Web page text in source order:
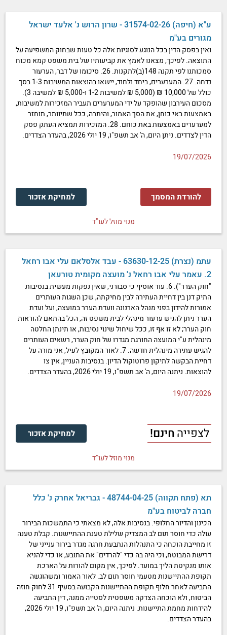
ע"א (חיפה) 31574-02-26 - שרון הרוש נ' אלעד ישראל
מגורים בע"מ
ואין בפסק הדין בכל הנוגע לסוגיות אלה כל טעות שבחוק המשפיעה על
התוצאה. לפיכך, מצאנו לאמץ את קביעותיו של בית משפט קמא מכוח
סמכותנו לפי תקנה 148(ב)לתקנות. 26. סיכומו של דבר, הערעור
נדחה. 27. המערערים, ביחד ולחוד, יישאו בהוצאות המשיבות 1-3 בסך
כולל של 10,000 ₪ (5,000 ₪ למשיבות 1-2 ו-5,000 ₪ למשיבה 3).
מסכום העירבון שהופקד על ידי המערערים תעביר המזכירות למשיבות,
באמצעות באי כוחן, את הסך האמור, והיתרה, ככל שתיוותר, תוחזר
למערערים באמצעות באת כוחם. 28. המזכירות תמציא העתק פסק
הדין לצדדים. ניתן היום, ה' אב תשפ"ו, 19 יולי 2026, בהעדר הצדדים.
19/07/2026
להורדת המסמך למחיקת אזכור
מנוי מוזל לעו"ד
עתמ (נצרת) 63630-12-25 - עבד אלסלאם עלי אבו רחאל
2. עאמר עלי אבו רחאל נ' מועצה מקומית טורעאן
"חוק הערר"). 6. עוד אוסיף כי סבורני, שאין נפקות מעשית בנסיבות
התיק דנן בין דחיית העתירה לבין מחיקתה, שכן השגות העותרים
אמורות להידון בפני מנהל הארנונה וועדת הערר במועצה, ועל ועדת
הערר ניתן להגיש ערעור מינהלי לבית משפט זה, הכל בהתאם להוראות
חוק הערר; לא זו אף זו, ככל שיחול שינוי נסיבות, או תינתן החלטה
מינהלית ע"י המועצה החורגת מגדרו של חוק הערר, רשאים העותרים
להגיש עתירה מינהלית חדשה. 7. לאור המקובץ לעיל, אני מורה על
דחיית הבקשה לתיקון פרוטוקול הדיון. בנסיבות העניין, אין צו
להוצאות. ניתנה היום, ה' אב תשפ"ו, 19 יולי 2026, בהעדר הצדדים.
19/07/2026
לצפייה חינם! למחיקת אזכור
מנוי מוזל לעו"ד
תא (פתח תקווה) 48744-04-25 - גבריאל אחרק נ' כלל
חברה לביטוח בע"מ
הכינון והדיור החלופי. בנסיבות אלה, לא מצאתי כי התמשכות הבירור
עולה כדי חוסר תום לב המצדיק שלילת טענת ההתיישנות. קבלת טענה
זו מחייבת הוכחה כי התנהלות הנתבעת חרגה מגדר בירור ענייני של
דרישת המבוטח, וכי היה בה כדי "להרדים" את התובע, או כדי להניא
אותו מנקיטת הליך במועד. לפיכך, אין מקום להורות על הארכת
תקופת ההתיישנות מטעמי חוסר תום לב. לאור האמור ומשהוגשה
התביעה לאחר חלוף תקופת ההתיישנות הקבועה בסעיף 31 לחוק חוזה
הביטוח, ולא הוכחה הצדקה משפטית לסטייה ממנה, דין התביעה
להידחות מחמת התיישנות. ניתנה היום, ה' אב תשפ"ו, 19 יולי 2026,
בהעדר הצדדים.